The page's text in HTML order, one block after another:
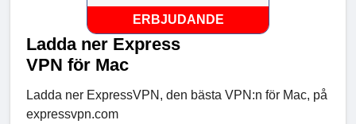
ERBJUDANDE
Ladda ner Express
VPN för Mac
Ladda ner ExpressVPN, den bästa VPN:n för Mac, på
expressvpn.com